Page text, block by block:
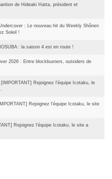
de Hideaki Hatta, président et
: Le nouveau hit du Weekly Shônen
Soleil !
: la saison 4 est en route !
2026 : Entre blockbusters, outsiders de
[IMPORTANT] Rejoignez l'équipe Icotaku, le
Rejoignez l'équipe Icotaku, le site
Rejoignez l'équipe Icotaku, le site a